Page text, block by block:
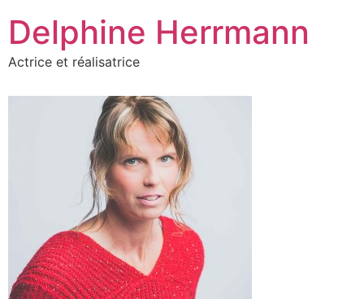
contenu
Delphine Herrmann
Actrice et réalisatrice